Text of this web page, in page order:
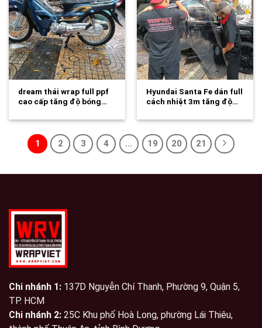
dream thái wrap full ppf
cao cấp tăng độ bóng…
Hyundai Santa Fe dán full
cách nhiệt 3m tăng độ…
1 2 3 4 … 19 20 21
Chi nhánh 1: 137D Nguyễn Chí Thanh, Phường 9, Quận 5,
TP. HCM
Chi nhánh 2: 25C Khu phố Hoà Long, phường Lái Thiêu,